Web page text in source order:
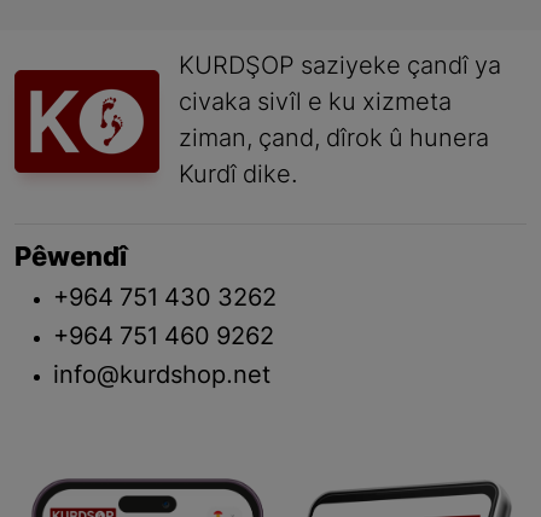
KURDŞOP saziyeke çandî ya
civaka sivîl e ku xizmeta
ziman, çand, dîrok û hunera
Kurdî dike.
Pêwendî
+964 751 430 3262
+964 751 460 9262
info@kurdshop.net